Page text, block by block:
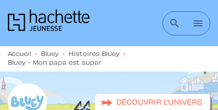
MENU RECHERCHE CONTENU
search menu
Accueil • Bluey • Histoires Bluey
•
Bluey - Mon papa est super
DÉCOUVRIR L'UNIVERS